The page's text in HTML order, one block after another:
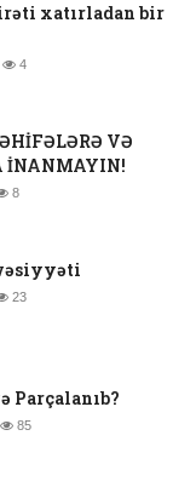
xatırladan bir
4
VƏ
İNANMAYIN!
8
23
Parçalanıb?
85